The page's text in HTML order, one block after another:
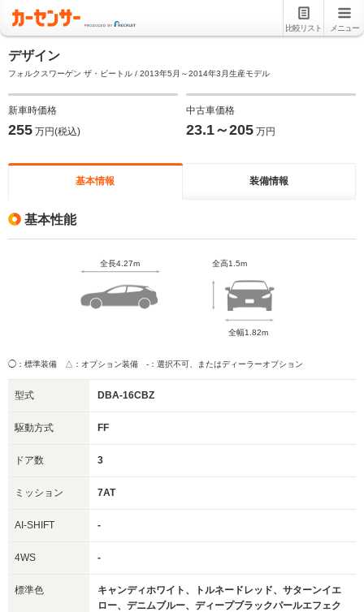
比較リスト メニュー
デザイン
フォルクスワーゲン ザ・ビートル / 2013年5月～2014年3月生産モデル
新車時価格
255 万円(税込)
中古車価格
23.1～205 万円
基本情報 装備情報
基本性能
全長4.27m 全高1.5m
全幅1.82m
◯：標準装備 △：オプション装備 -：選択不可、またはディーラーオプション
型式 DBA-16CBZ
駆動方式 FF
ドア数 3
ミッション 7AT
AI-SHIFT -
4WS -
標準色
キャンディホワイト、トルネードレッド、サターンイエ
ロー、デニムブルー、ディープブラックパールエフェク